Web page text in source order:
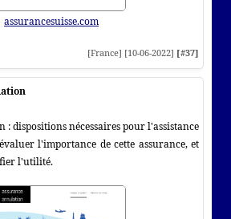
assurancesuisse.com
[France] [10-06-2022] [#37]
: dispositions nécessaires pour l'assistance
l'importance de cette assurance, et
l'utilité.